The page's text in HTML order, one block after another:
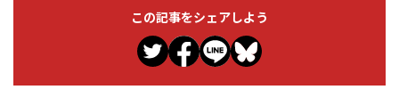
この記事をシェアしよう